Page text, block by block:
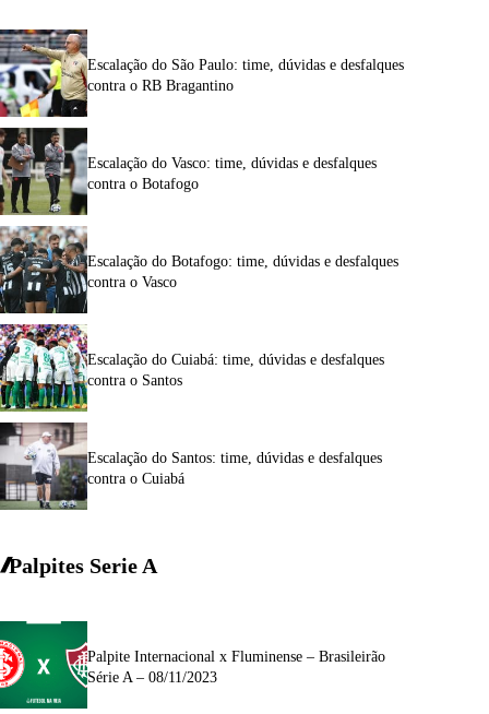
Escalação do São Paulo: time, dúvidas e desfalques
contra o RB Bragantino
Escalação do Vasco: time, dúvidas e desfalques
contra o Botafogo
Escalação do Botafogo: time, dúvidas e desfalques
contra o Vasco
Escalação do Cuiabá: time, dúvidas e desfalques
contra o Santos
Escalação do Santos: time, dúvidas e desfalques
contra o Cuiabá
Palpites Serie A
Palpite Internacional x Fluminense – Brasileirão
Série A – 08/11/2023